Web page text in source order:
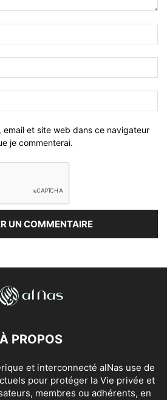
email et site web dans ce navigateur
je commenterai.
À PROPOS
et interconnecté alNas use de
pour protéger la Vie privée et
membres ou adhérents, en